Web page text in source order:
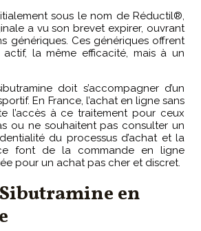
sous le nom de Réductil®,
a vu son brevet expirer, ouvrant
génériques. Ces génériques offrent
la même efficacité, mais à un
doit s’accompagner d’un
En France, l’achat en ligne sans
l’accès à ce traitement pour ceux
ou ne souhaitent pas consulter un
du processus d’achat et la
font de la commande en ligne
pour un achat pas cher et discret.
en